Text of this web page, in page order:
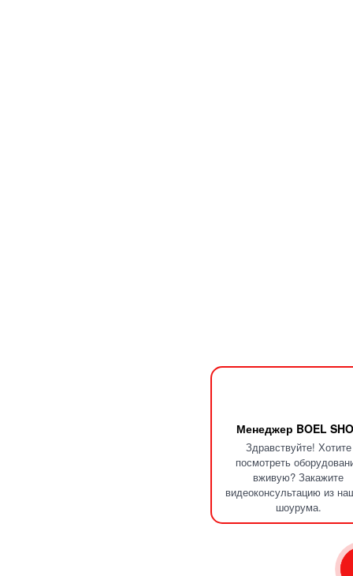
Менеджер BOEL
Здравствуйте! Хотите
посмотреть
вживую? Закажите
видеоконсультацию из
шоурума.